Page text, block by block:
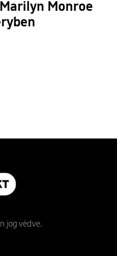
Monroe
jog védve.